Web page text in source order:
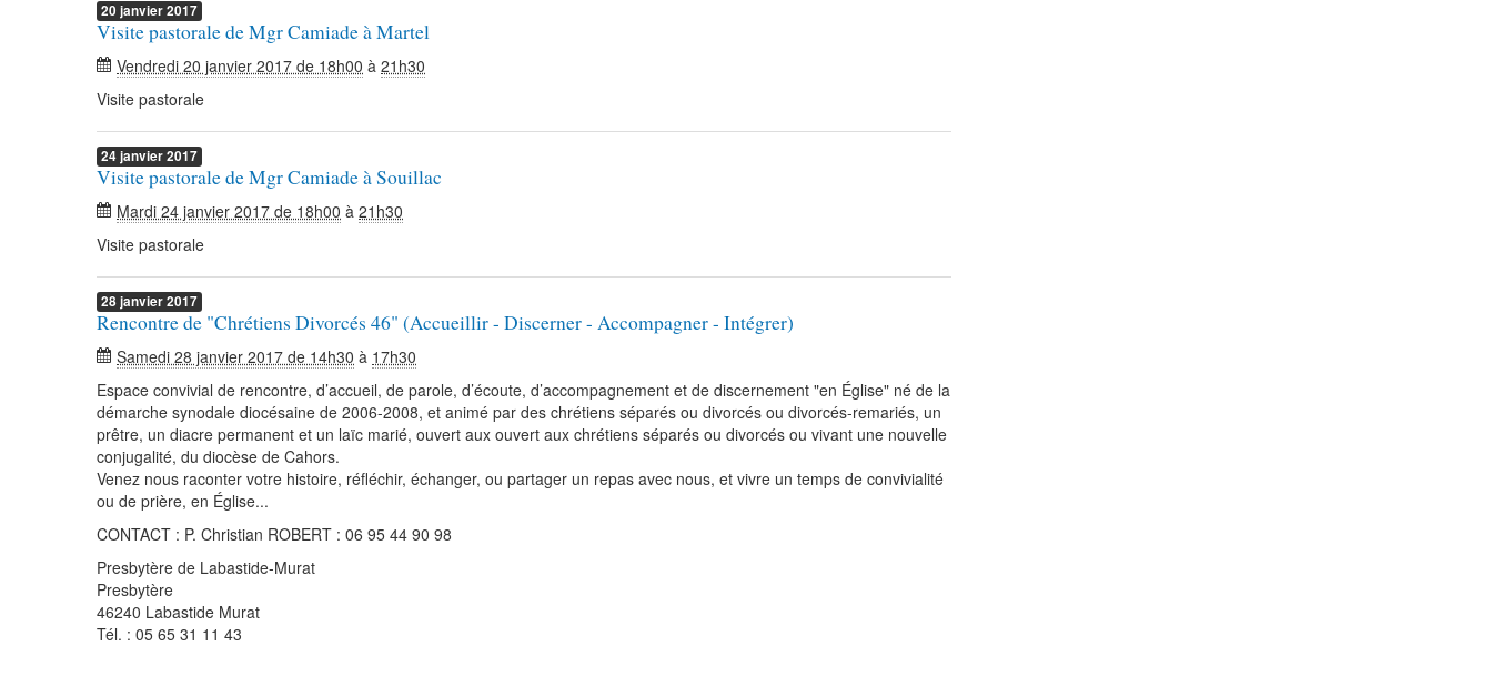
20 janvier2017
Visite pastorale de Mgr Camiade à Martel
Vendredi 20 janvier 2017 de 18h00 à 21h30
Visite pastorale
24janvier2017
Visite pastorale de Mgr Camiade à Souillac
Mardi 24 janvier 2017 de 18h00 à 21h30
Visite pastorale
28janvier2017
Rencontre de "Chrétiens Divorcés 46" (Accueillir - Discerner - Accompagner - Intégrer)
Samedi 28 janvier 2017 de 14h30 à 17h30
Espace convivial de rencontre, d’accueil, de parole, d’écoute, d’accompagnement et de discernement "en Église" né de la
démarche synodale diocésaine de 2006-2008, et animé par des chrétiens séparés ou divorcés ou divorcés-remariés, un
prêtre, un diacre permanent et un laïc marié, ouvert aux ouvert aux chrétiens séparés ou divorcés ou vivant une nouvelle
conjugalité, du diocèse de Cahors.
Venez nous raconter votre histoire, réfléchir, échanger, ou partager un repas avec nous, et vivre un temps de convivialité
ou de prière, en Église...
CONTACT : P. Christian ROBERT : 06 95 44 90 98
Presbytère de Labastide-Murat
Presbytère
46240 Labastide Murat
Tél. : 05 65 31 11 43